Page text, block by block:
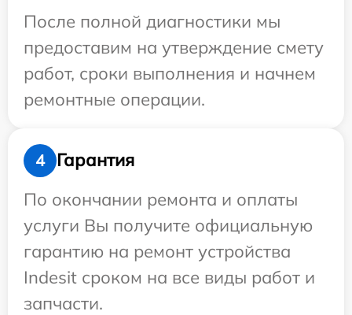
После полной диагностики мы
предоставим на утверждение смету
работ, сроки выполнения и начнем
ремонтные операции.
4
Гарантия
По окончании ремонта и оплаты
услуги Вы получите официальную
гарантию на ремонт устройства
Indesit сроком на все виды работ и
запчасти.